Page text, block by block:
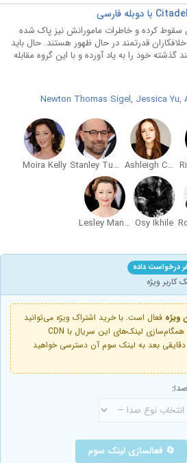
کرده و خاطرات مامورانش نیز پاک شده
قدرتمند در حال ظهور هستند. حال باید
گذشته خود را به یاد آورده و با این گروه مقابله
Newton Thomas Sigel, Jessica Yu,
Ashleigh Cummings
Stanley Tucci
Moira Kelly
Osy Ikhile
Lesley Manville
ویژه فعال است. با خرید اشتراک ویژه می‌توانید
هر 24 ساعت یک‌بار درخواست همگام‌سازی لینک‌های این سریال با CDN
دقایقی بعد به لینک سوم آن دسترسی خواهید
🔄 فعالسازی لینک سوم